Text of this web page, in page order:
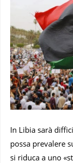
In Libia sarà
possa prevalere
si riduca a uno